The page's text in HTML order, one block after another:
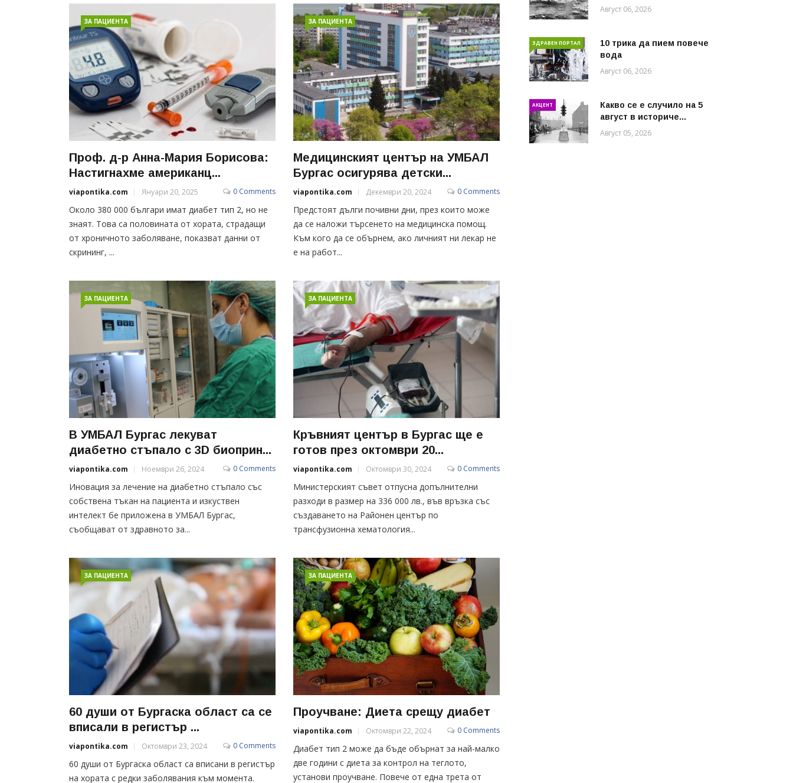
ЗА ПАЦИЕНТА
Проф. д-р Анна-Мария Борисова:
Настигнахме американц...
viapontika.com Януари 20, 2025 0 Comments
Около 380 000 българи имат диабет тип 2, но не
знаят. Това са половината от хората, страдащи
от хроничното заболяване, показват данни от
скрининг, ...
ЗА ПАЦИЕНТА
Медицинският център на УМБАЛ
Бургас осигурява детски...
viapontika.com Декември 20, 2024 0 Comments
Предстоят дълги почивни дни, през които може
да се наложи търсенето на медицинска помощ.
Към кого да се обърнем, ако личният ни лекар не
е на работ...
ЗА ПАЦИЕНТА
В УМБАЛ Бургас лекуват
диабетно стъпало с 3D биоприн...
viapontika.com Ноември 26, 2024 0 Comments
Иновация за лечение на диабетно стъпало със
собствена тъкан на пациента и изкуствен
интелект бе приложена в УМБАЛ Бургас,
съобщават от здравното за...
ЗА ПАЦИЕНТА
Кръвният център в Бургас ще е
готов през октомври 20...
viapontika.com Октомври 30, 2024 0 Comments
Министерският съвет отпусна допълнителни
разходи в размер на 336 000 лв., във връзка със
създаването на Районен център по
трансфузионна хематология...
ЗА ПАЦИЕНТА
60 души от Бургаска област са се
вписали в регистър ...
viapontika.com Октомври 23, 2024 0 Comments
60 души от Бургаска област са вписани в регистър
на хората с редки заболявания към момента.
ЗА ПАЦИЕНТА
Проучване: Диета срещу диабет
viapontika.com Октомври 22, 2024 0 Comments
Диабет тип 2 може да бъде обърнат за най-малко
две години с диета за контрол на теглото,
установи проучване. Повече от една трета от
Август 06, 2026
ЗДРАВЕН ПОРТАЛ
10 трика да пием повече
вода
Август 06, 2026
АКЦЕНТ
Какво се е случило на 5
август в историче...
Август 05, 2026